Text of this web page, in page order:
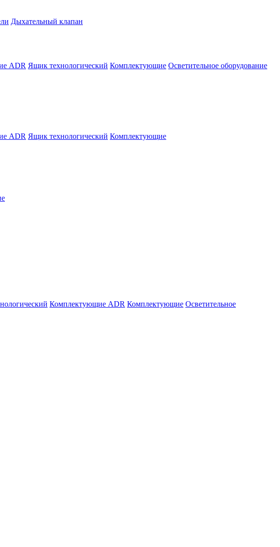
Дыхательный клапан
ADR Ящик технологический Комплектующие Осветительное оборудование
ADR Ящик технологический Комплектующие
Комплектующие ADR Комплектующие Осветительное